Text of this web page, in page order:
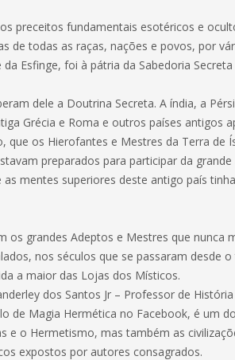
preceitos fundamentais esotéricos e
de todas as raças, nações e povos, por
Esfinge, foi à pátria da Sabedoria
dele a Doutrina Secreta. A índia, a
Grécia e Roma e outros países antigos
que os Hierofantes e Mestres da Terra de
preparados para participar da
mentes superiores deste antigo país
os grandes Adeptos e Mestres que nunca
nos séculos que se passaram desde
a maior das Lojas dos Místicos.
dos Santos Jr – Professor de
de Magia Hermética no Facebook, é um
e o Hermetismo, mas também as
expostos por autores consagrados.